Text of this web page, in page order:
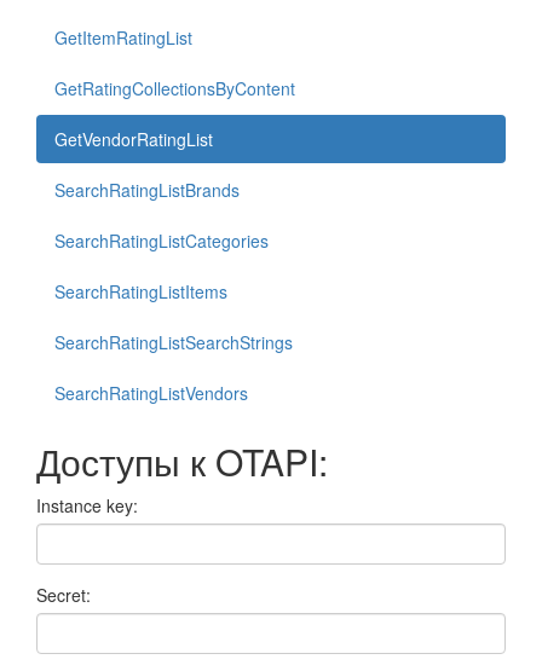
GetItemRatingList
GetRatingCollectionsByContent
GetVendorRatingList
SearchRatingListBrands
SearchRatingListCategories
SearchRatingListItems
SearchRatingListSearchStrings
SearchRatingListVendors
Доступы к OTAPI:
Instance key:
Secret: